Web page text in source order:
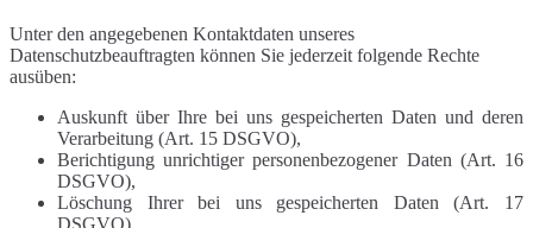
Unter den angegebenen Kontaktdaten unseres
Datenschutzbeauftragten können Sie jederzeit folgende Rechte
ausüben:
Auskunft über Ihre bei uns gespeicherten Daten und deren
Verarbeitung (Art. 15 DSGVO),
Berichtigung unrichtiger personenbezogener Daten (Art. 16
DSGVO),
Löschung Ihrer bei uns gespeicherten Daten (Art. 17
DSGVO),